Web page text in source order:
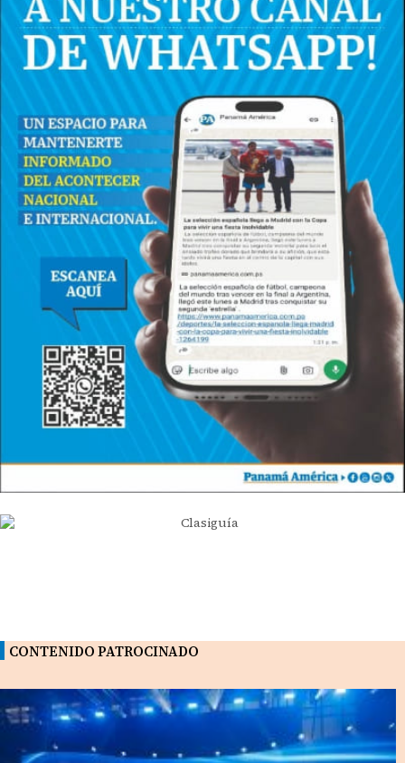
CONTENIDO PATROCINADO